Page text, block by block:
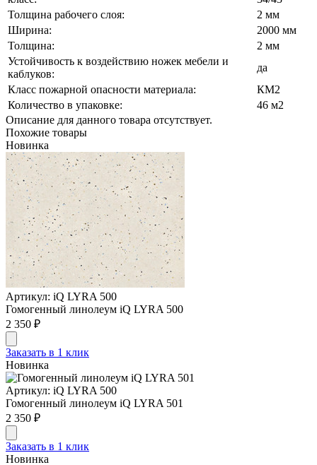
Толщина рабочего слоя:
2 мм
Ширина:
2000 мм
Толщина:
2 мм
Устойчивость к воздействию ножек мебели и
каблуков:
да
Класс пожарной опасности материала:
КМ2
Количество в упаковке:
46 м2
Описание для данного товара отсутствует.
Похожие товары
Новинка
Артикул: iQ LYRA 500
Гомогенный линолеум iQ LYRA 500
2 350 ₽
Заказать в 1 клик
Новинка
Артикул: iQ LYRA 500
Гомогенный линолеум iQ LYRA 501
2 350 ₽
Заказать в 1 клик
Новинка